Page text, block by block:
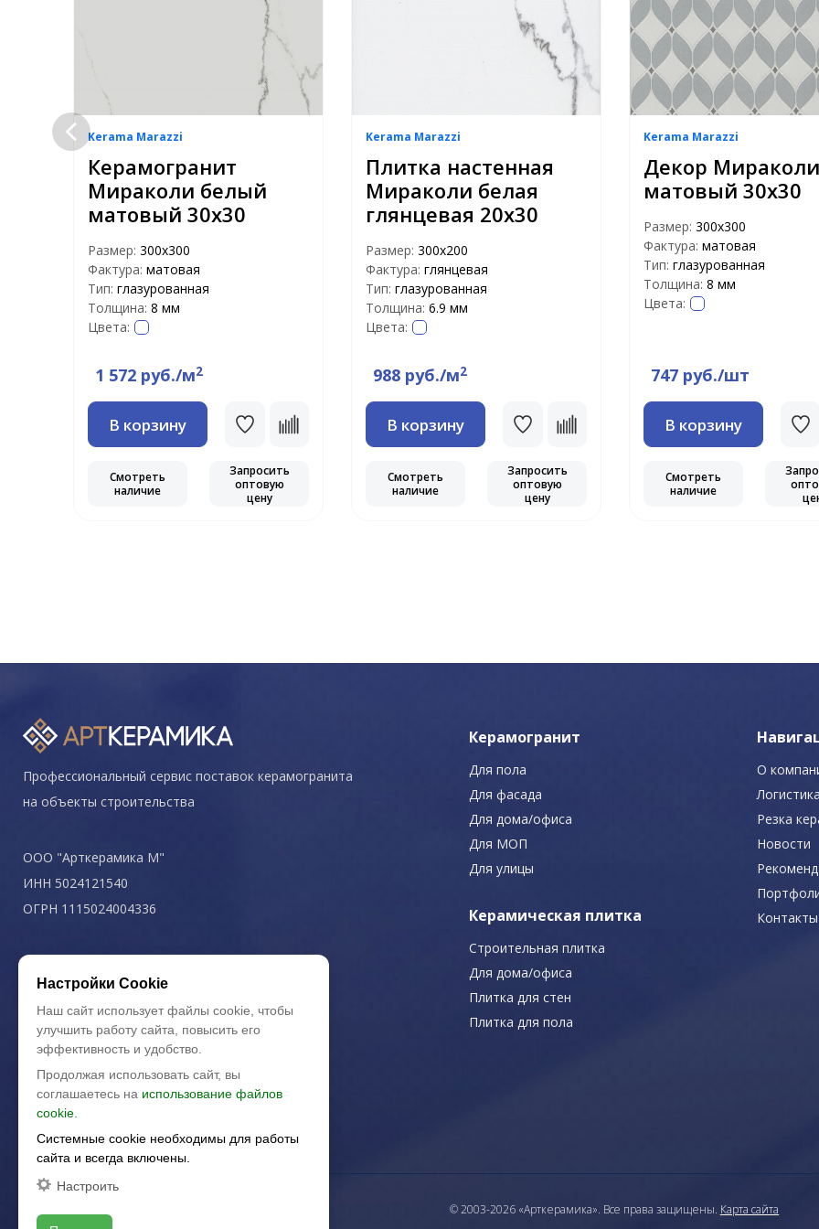
Kerama Marazzi
Керамогранит
Мираколи белый
матовый 30х30
Размер: 300х300
Фактура: матовая
Тип: глазурованная
Толщина: 8 мм
Цвета:
1 572 руб./м2
В корзину
Смотреть
наличие
Запросить
оптовую
цену
Kerama Marazzi
Плитка настенная
Мираколи белая
глянцевая 20х30
Размер: 300х200
Фактура: глянцевая
Тип: глазурованная
Толщина: 6.9 мм
Цвета:
988 руб./м2
В корзину
Смотреть
наличие
Запросить
оптовую
цену
Kerama Marazzi
Декор Мираколи
матовый 30х30
Размер: 300х300
Фактура: матовая
Тип: глазурованная
Толщина: 8 мм
Цвета:
747 руб./шт
В корзину
Смотреть
наличие
Профессиональный сервис поставок керамогранита
на объекты строительства
ООО "Арткерамика М"
ИНН 5024121540
ОГРН 1115024004336
Политика конфиденциальности
Керамогранит
Для пола
Для фасада
Для дома/офиса
Для МОП
Для улицы
Керамическая плитка
Строительная плитка
Для дома/офиса
Плитка для стен
Плитка для пола
О
Логистика
Резка
Новости
Контакты
© 2003-2026 «Арткерамика». Все права защищены. Карта сайта
Настройки Cookie
Наш сайт использует файлы cookie, чтобы
улучшить работу сайта, повысить его
эффективность и удобство.
Продолжая использовать сайт, вы
соглашаетесь на использование файлов
cookie.
Системные cookie необходимы для работы
сайта и всегда включены.
Настроить